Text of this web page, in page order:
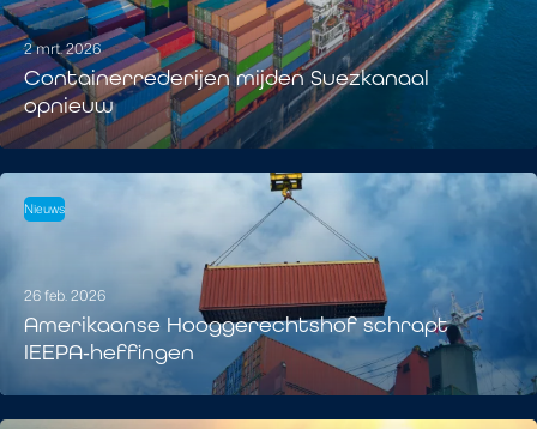
2 mrt. 2026
Containerrederijen mijden Suezkanaal
opnieuw
Nieuws
26 feb. 2026
Amerikaanse Hooggerechtshof schrapt
IEEPA‑heffingen